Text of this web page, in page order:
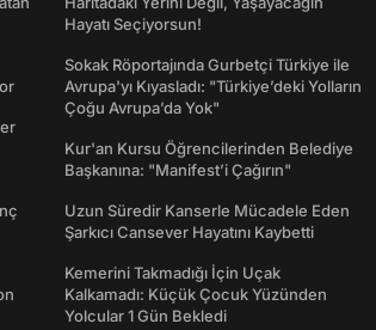
Hayatı Seçiyorsun!
Sokak Röportajında Gurbetçi Türkiye ile
Avrupa'yı Kıyasladı: "Türkiye’deki Yolların
Çoğu Avrupa’da Yok"
Kur'an Kursu Öğrencilerinden Belediye
Başkanına: "Manifest’i Çağırın"
Uzun Süredir Kanserle Mücadele Eden
Şarkıcı Cansever Hayatını Kaybetti
Kemerini Takmadığı İçin Uçak
Kalkamadı: Küçük Çocuk Yüzünden
Yolcular 1 Gün Bekledi